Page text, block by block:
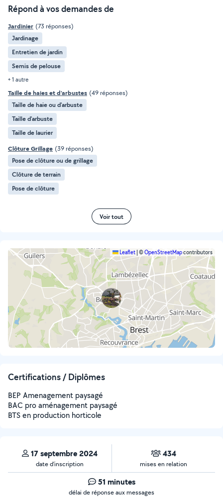
Répond à vos demandes de
Jardinier (73 réponses)
Jardinage
Entretien de jardin
Semis de pelouse
+ 1 autre
Taille de haies et d'arbustes (49 réponses)
Taille de haie ou d'arbuste
Taille d'arbuste
Taille de laurier
Clôture Grillage (39 réponses)
Pose de clôture ou de grillage
Clôture de terrain
Pose de clôture
Voir tout
Leaflet ©OpenStreetMapcontributors
Certifications / Diplômes
BEP Amenagement paysagé
BAC pro aménagement paysagé
BTS en production horticole
17 septembre 2024
date d’inscription
434
mises en relation
51 minutes
délai de réponse aux messages